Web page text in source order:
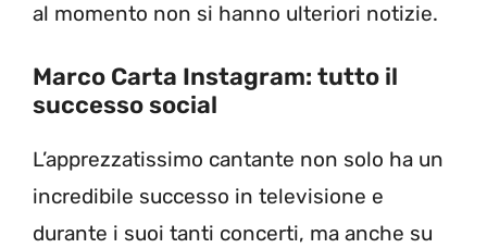
al momento non si hanno ulteriori notizie.
Marco Carta Instagram: tutto il
successo social
L’apprezzatissimo cantante non solo ha un
incredibile successo in televisione e
durante i suoi tanti concerti, ma anche su